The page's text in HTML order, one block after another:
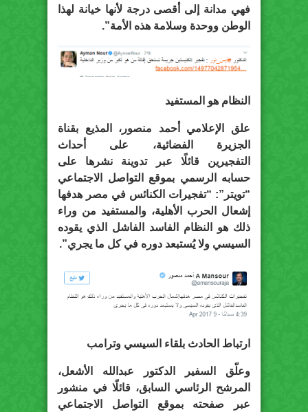
فهي مدانة إلى أقصى درجة لأنها خيانة لهذا
الوطن ووحدة وسلامة هذه الأمة”.
النظام هو المستفيد
علق الإعلامي أحمد منصور، المذيع بقناة
الجزيرة الفضائية، على أحداث
التفجيرين قائلًا عبر تدوينة نشرها على
حسابه الرسمي بموقع التواصل الاجتماعي
“تويتر”: “تفجيرات الكنائس في مصر هدفها
إشعال الحرب الأهلية، والمستفيد من وراء
ذلك هو النظام الفاسد الفاشل الذي يقوده
السيسي ولا يُستبعد دوره في كل ما يجري”.
ارتباط الحادث بلقاء السيسي وترامب
وعلّق السفير الدكتور عبدالله الأشعل،
المرشح الرئاسي السابق، قائلًا في منشور
عبر صفحته بموقع التواصل الاجتماعي